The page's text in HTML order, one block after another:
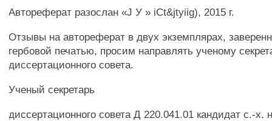
Автореферат разослан «J У » iCt&jtyiig), 2015 г.
Отзывы на автореферат в двух экземплярах,
гербовой печатью, просим направлять ученому
диссертационного совета.
Ученый секретарь
диссертационного совета Д 220.041.01 кандидат с.-х.